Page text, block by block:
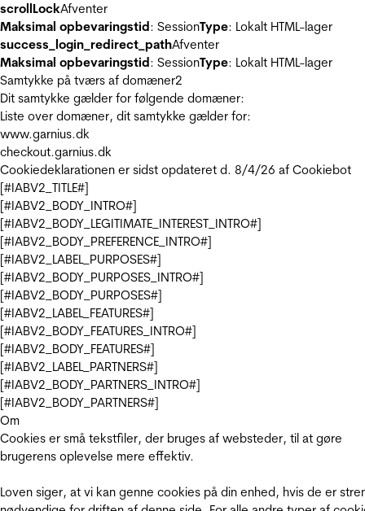
scrollLockAfventer
Maksimal opbevaringstid: SessionType: Lokalt HTML-lager
success_login_redirect_pathAfventer
Maksimal opbevaringstid: SessionType: Lokalt HTML-lager
Samtykke på tværs af domæner2
Dit samtykke gælder for følgende domæner:
Liste over domæner, dit samtykke gælder for:
www.garnius.dk
checkout.garnius.dk
Cookiedeklarationen er sidst opdateret d. 8/4/26 af Cookiebot
[#IABV2_TITLE#]
[#IABV2_BODY_INTRO#]
[#IABV2_BODY_LEGITIMATE_INTEREST_INTRO#]
[#IABV2_BODY_PREFERENCE_INTRO#]
[#IABV2_LABEL_PURPOSES#]
[#IABV2_BODY_PURPOSES_INTRO#]
[#IABV2_BODY_PURPOSES#]
[#IABV2_LABEL_FEATURES#]
[#IABV2_BODY_FEATURES_INTRO#]
[#IABV2_BODY_FEATURES#]
[#IABV2_LABEL_PARTNERS#]
[#IABV2_BODY_PARTNERS_INTRO#]
[#IABV2_BODY_PARTNERS#]
Om
Cookies er små tekstfiler, der bruges af websteder, til at gøre
brugerens oplevelse mere effektiv.
Loven siger, at vi kan genne cookies på din enhed, hvis de er